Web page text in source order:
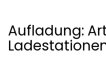
Aufladung: